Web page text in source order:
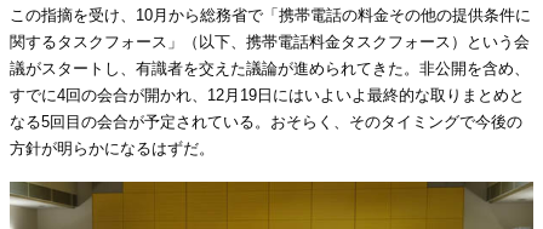
この指摘を受け、10月から総務省で「携帯電話の料金その他の提供条件に
関するタスクフォース」（以下、携帯電話料金タスクフォース）という会
議がスタートし、有識者を交えた議論が進められてきた。非公開を含め、
すでに4回の会合が開かれ、12月19日にはいよいよ最終的な取りまとめと
なる5回目の会合が予定されている。おそらく、そのタイミングで今後の
方針が明らかになるはずだ。